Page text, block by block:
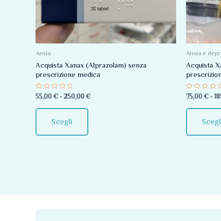
Ansia
Acquista Xanax (Alprazolam) senza
prescrizione medica
Valutato
0
su
5
55,00 € - 250,00 €
Scegli
Le
opzioni
possono
scelte
nella
Ansia e
Acquista
Valutato
0
su
5
75,00 € -